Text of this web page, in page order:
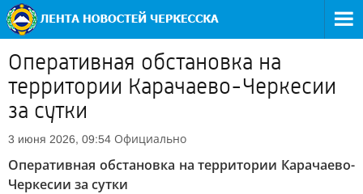
Оперативная обстановка на
территории Карачаево-Черкесии
за сутки
3 июня 2026, 09:54 Официально
Оперативная обстановка на территории Карачаево-
Черкесии за сутки